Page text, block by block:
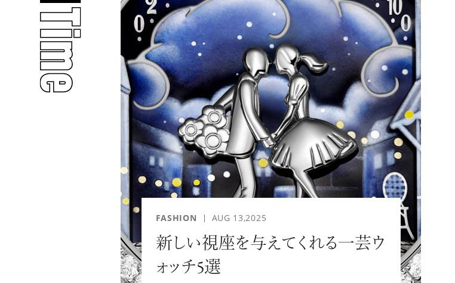
人気のタグ
#WATCH #JEWELRY #CAR LIFE
#GOLF #HOTEL #ART
FASHION AUG 13,2025
新しい視座を与えてくれる一芸ウ
ォッチ5選